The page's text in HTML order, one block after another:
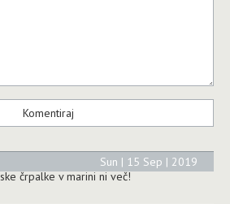
črpalke v marini ni več!
Sun | 15 Sep | 2019